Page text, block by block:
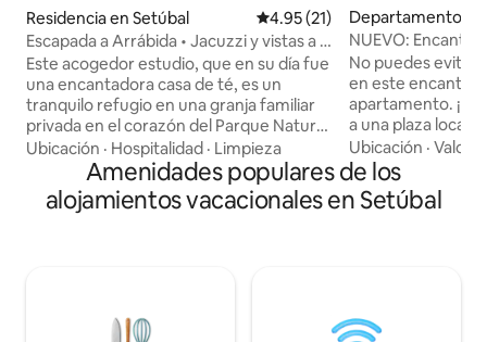
Residencia en Setúbal Calificación promedio: 4.95 de
4.95 (21)
Escapada a Arrábida • Jacuzzi y vistas a la
montaña
Este acogedor estudio, que en su día fue
una encantadora casa de té, es un
tranquilo refugio en una granja familiar
privada en el corazón del Parque Natural
de la Arrábida. Ofrece total privacidad,
pero está a solo unos minutos del centro
histórico de Setúbal y de impresionantes
playas como Portinho da Arrábida y
o recorre el icónico Mercado do
Ubicación · Hospitalidad · Limpieza
Departamento en
NUEVO:
moda en la
No puedes evitar
en este
apartamento.
a una plaza local
disfrutar de una
con la luz del sol
el interior, la
impregnan
en todas las
Ubicación ·Valor
Amenidades populares de los
alojamientos vacacionales en Setúbal